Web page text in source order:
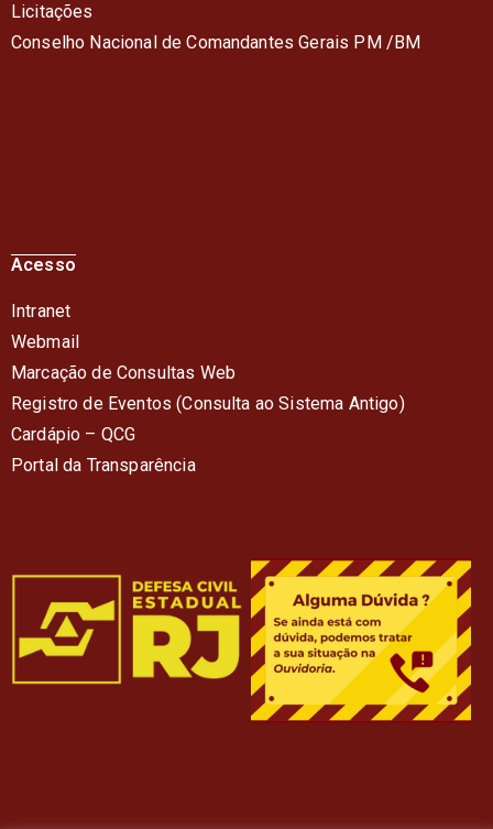
Licitações
Conselho Nacional de Comandantes Gerais PM /BM
Acesso
Intranet
Webmail
Marcação de Consultas Web
Registro de Eventos (Consulta ao Sistema Antigo)
Cardápio – QCG
Portal da Transparência